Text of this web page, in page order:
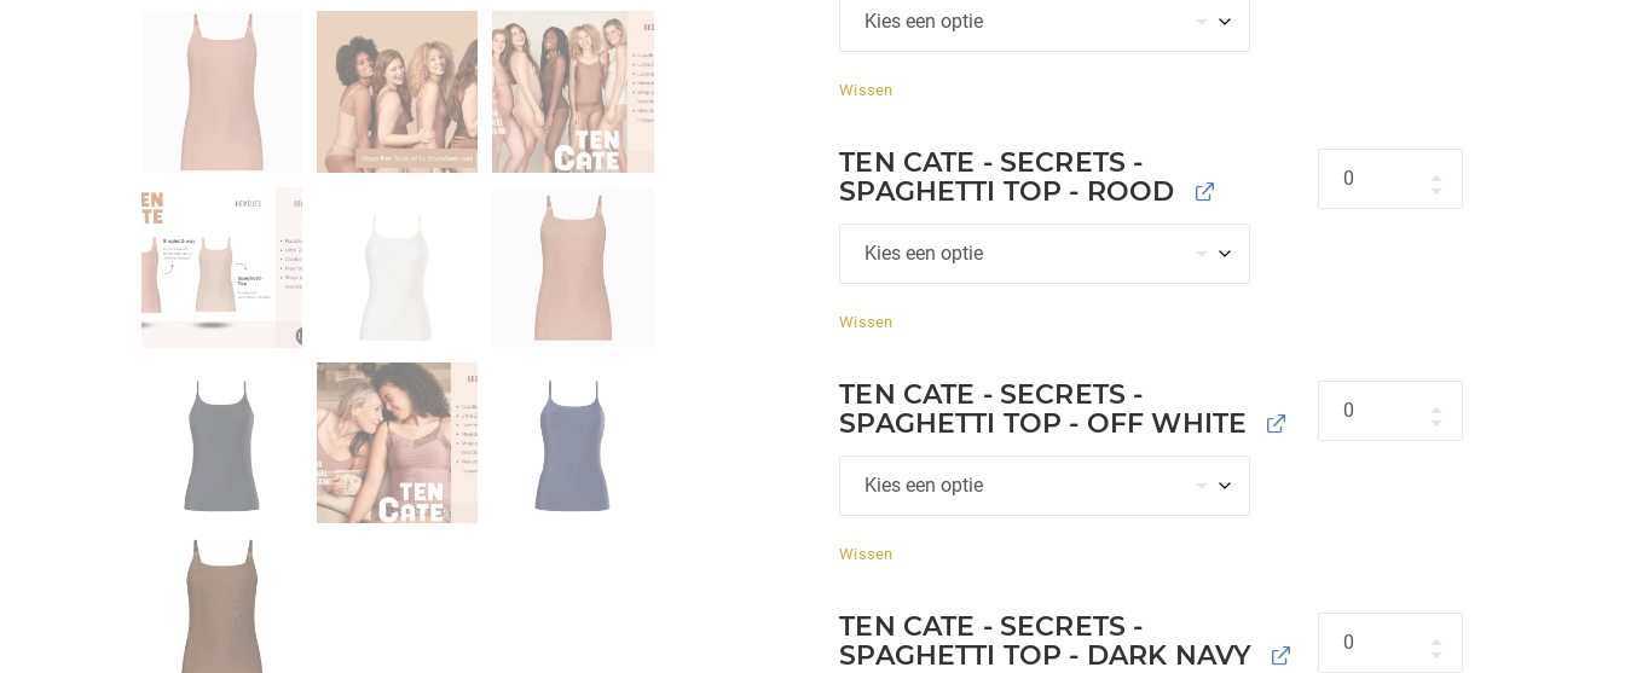
Wissen
TEN CATE - SECRETS -
SPAGHETTI TOP - ROOD
Wissen
TEN CATE - SECRETS -
SPAGHETTI TOP - OFF WHITE
Wissen
TEN CATE - SECRETS -
SPAGHETTI TOP - DARK NAVY